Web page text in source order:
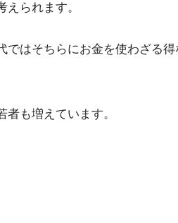
られます。
はそちらにお金を使わざる得
も増えています。